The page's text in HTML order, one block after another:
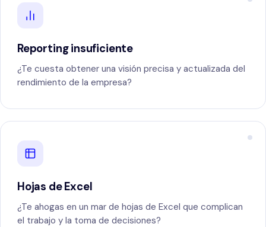
Reporting insuficiente
¿Te cuesta obtener una visión precisa y actualizada del
rendimiento de la empresa?
Hojas de Excel
¿Te ahogas en un mar de hojas de Excel que complican
el trabajo y la toma de decisiones?